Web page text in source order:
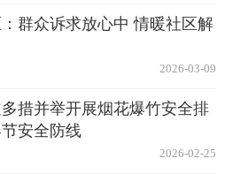
群众诉求放心中 情暖社区解
2026-03-09
措并举开展烟花爆竹安全排
安全防线
2026-02-25